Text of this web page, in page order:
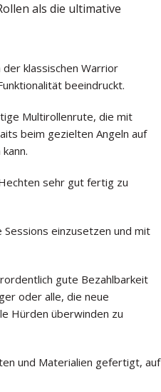
als die ultimative
klassischen Warrior
beeindruckt.
Multirollenrute, die mit
beim gezielten Angeln auf
sehr gut fertig zu
Sessions einzusetzen und mit
gute Bezahlbarkeit
oder alle, die neue
Hürden überwinden zu
und Materialien gefertigt, auf